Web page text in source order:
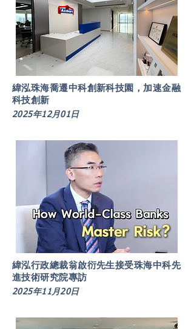
緯泓珠海喬遷中科創新科技園，加速金融
科技創新
2025年12月01日
緯泓行政總裁翁啟衍先生接受珠海中科先
進技術研究院專訪
2025年11月20日